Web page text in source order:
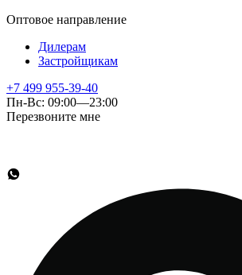
Оптовое направление
Дилерам
Застройщикам
+7 499 955-39-40
Пн-Вс: 09:00—23:00
Перезвоните мне